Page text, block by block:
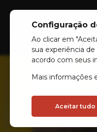
Configuração
Ao clicar em
sua experiência
acordo com seus
Mais informações
Aceitar tudo